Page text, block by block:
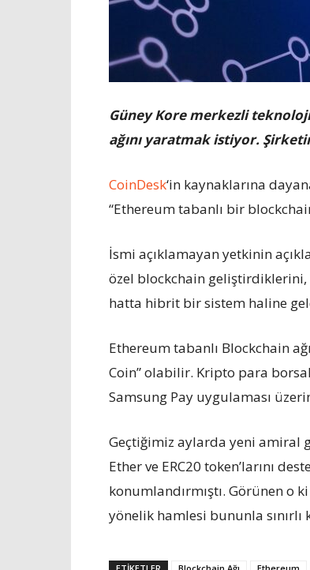
Güney Kore merkezli
ağını yaratmak istiyor.
CoinDesk‘in kaynaklarına
“Ethereum tabanlı bir
İsmi açıklamayan yetkinin
özel blockchain geliştirdiklerini,
hatta hibrit bir sistem haline
Ethereum tabanlı Blockchain
Coin” olabilir. Kripto para
Samsung Pay uygulaması
Geçtiğimiz aylarda yeni amiral
Ether ve ERC20 token’larını
konumlandırmıştı. Görünen o
yönelik hamlesi bununla sınırlı